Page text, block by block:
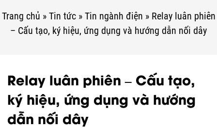
Trang chủ » Tin tức» Tin ngành điện » Relay luân phiên
– Cấu tạo, ký hiệu, ứng dụng và hướng dẫn nối dây
Relay luân phiên – Cấu tạo,
ký hiệu, ứng dụng và hướng
dẫn nối dây